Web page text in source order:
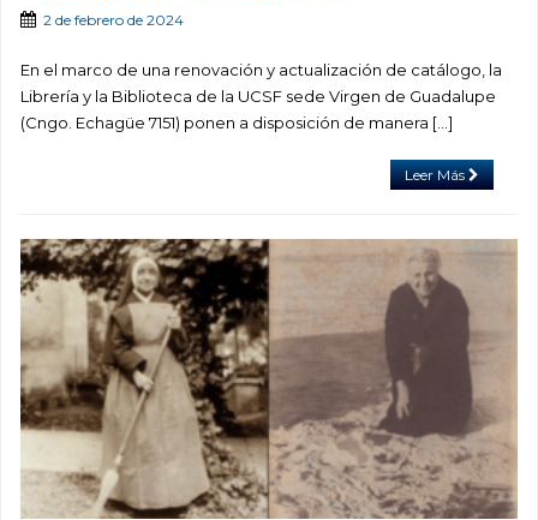
2 de febrero de 2024
En el marco de una renovación y actualización de catálogo, la
Librería y la Biblioteca de la UCSF sede Virgen de Guadalupe
(Cngo. Echagüe 7151) ponen a disposición de manera […]
Leer Más